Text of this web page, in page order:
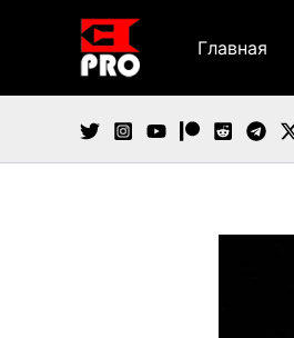
содержимому
Главная